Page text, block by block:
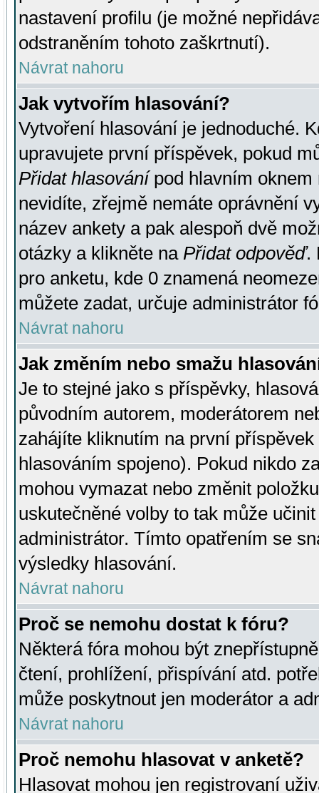
nastavení profilu (je možné
odstraněním tohoto zaškrtnutí).
Návrat nahoru
Jak vytvořím hlasování?
Vytvoření hlasování je jednoduché.
upravujete první příspěvek, pokud
Přidat hlasovánípod hlavním oknem
nevidíte, zřejmě nemáte oprávnění
název ankety a pak alespoň dvě
otázky a klikněte na Přidat odpověď.
pro anketu, kde 0 znamená
můžete zadat, určuje administrátor
Návrat nahoru
Jak změním nebo smažu
Je to stejné jako s příspěvky,
původním autorem, moderátorem
zahájíte kliknutím na první
hlasováním spojeno). Pokud nikdo
mohou vymazat nebo změnit
uskutečněné volby to tak může
administrátor. Tímto opatřením se
výsledky hlasování.
Návrat nahoru
Proč se nemohu dostat k fóru?
Některá fóra mohou být
čtení, prohlížení, přispívání atd.
může poskytnout jen moderátor a
Návrat nahoru
Proč nemohu hlasovat v anketě?
Hlasovat mohou jen registrovaní